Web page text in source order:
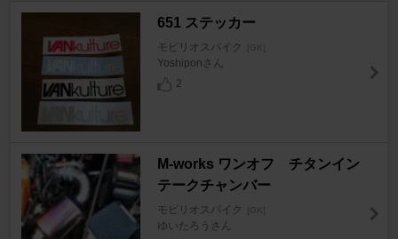
651 ステッカー
モビリオスパイク [GK]
Yoshiponさん
2
M-works ワンオフ チタンイン
テークチャンバー
モビリオスパイク [GK]
ゆいたろうさん